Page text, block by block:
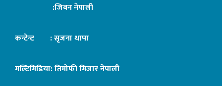
:जिबन नेपाली
कन्टेन्ट : सृजना थापा
मल्टिमिडिया: तिमोफी मिजार नेपाली